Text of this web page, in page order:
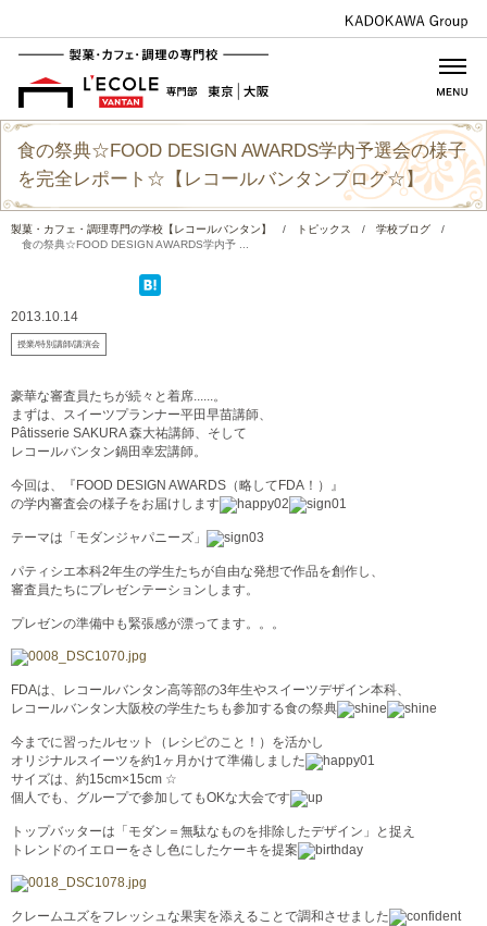
食の祭典☆FOOD DESIGN AWARDS学内予選会の様子
を完全レポート☆【レコールバンタンブログ☆】
製菓・カフェ・調理専門の学校【レコールバンタン】 / トピックス / 学校ブログ
/
食の祭典☆FOOD DESIGN AWARDS学内予 ...
2013.10.14
授業/特別講師/講演会
豪華な審査員たちが続々と着席......。
まずは、スイーツプランナー平田早苗講師、
Pâtisserie SAKURA 森大祐講師、そして
レコールバンタン鍋田幸宏講師。
今回は、『FOOD DESIGN AWARDS（略してFDA！）』
の学内審査会の様子をお届けします
テーマは「モダンジャパニーズ」
パティシエ本科2年生の学生たちが自由な発想で作品を創作し、
審査員たちにプレゼンテーションします。
プレゼンの準備中も緊張感が漂ってます。。。
FDAは、レコールバンタン高等部の3年生やスイーツデザイン本科、
レコールバンタン大阪校の学生たちも参加する食の祭典
今までに習ったルセット（レシピのこと！）を活かし
オリジナルスイーツを約1ヶ月かけて準備しました
サイズは、約15cm×15cm ☆
個人でも、グループで参加してもOKな大会です
トップバッターは「モダン＝無駄なものを排除したデザイン」と捉え
トレンドのイエローをさし色にしたケーキを提案
クレームユズをフレッシュな果実を添えることで調和させました